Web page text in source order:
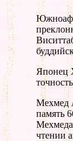
Японец
Мехмед
память
чтении